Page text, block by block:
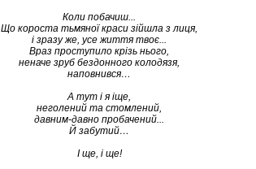
Коли побачиш...
Що короста тьмяної краси зійшла з лиця,
і зразу же, усе життя твоє...
Враз проступило крізь нього,
неначе зруб бездонного колодязя,
наповнився…
А тут і я іще,
неголений та стомлений,
давним-давно пробачений...
Й забутий…
І ще, і ще!